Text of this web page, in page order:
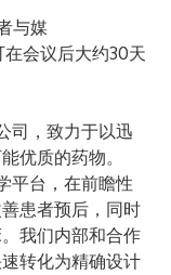
与媒
会议后大约30天
司，致力于以迅
优质的药物。
平台，在前瞻性
患者预后，同时
我们内部和合作
转化为精确设计